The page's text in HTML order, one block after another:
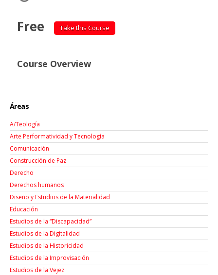
Free Take this Course
Course Overview
Áreas
A/Teología
Arte Performatividad y Tecnología
Comunicación
Construcción de Paz
Derecho
Derechos humanos
Diseño y Estudios de la Materialidad
Educación
Estudios de la “Discapacidad”
Estudios de la Digitalidad
Estudios de la Historicidad
Estudios de la Improvisación
Estudios de la Vejez